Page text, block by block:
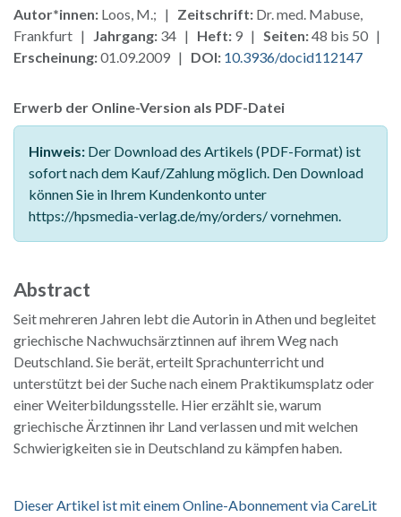
Autor*innen: Loos, M.; | Zeitschrift: Dr. med. Mabuse,
Frankfurt | Jahrgang: 34 | Heft: 9 | Seiten:48 bis 50 |
Erscheinung:01.09.2009 | DOI: 10.3936/docid112147
Erwerb der Online-Version als PDF-Datei
Hinweis: Der Download des Artikels (PDF-Format) ist
sofort nach dem Kauf/Zahlung möglich. Den Download
können Sie in Ihrem Kundenkonto unter
https://hpsmedia-verlag.de/my/orders/ vornehmen.
Abstract
Seit mehreren Jahren lebt die Autorin in Athen und begleitet
griechische Nachwuchsärztinnen auf ihrem Weg nach
Deutschland. Sie berät, erteilt Sprachunterricht und
unterstützt bei der Suche nach einem Praktikumsplatz oder
einer Weiterbildungsstelle. Hier erzählt sie, warum
griechische Ärztinnen ihr Land verlassen und mit welchen
Schwierigkeiten sie in Deutschland zu kämpfen haben.
Dieser Artikel ist mit einem Online-Abonnement via CareLit